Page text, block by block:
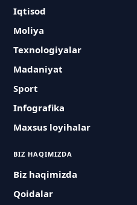
Iqtisod
Moliya
Texnologiyalar
Madaniyat
Sport
Infografika
Maxsus loyihalar
BIZ HAQIMIZDA
Biz haqimizda
Qoidalar